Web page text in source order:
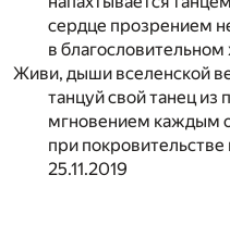
сердце прозрением
в
Живи, дыши вселенской
танцуй свой танец из
мгновением каждым
при покровительстве
25.11.2019